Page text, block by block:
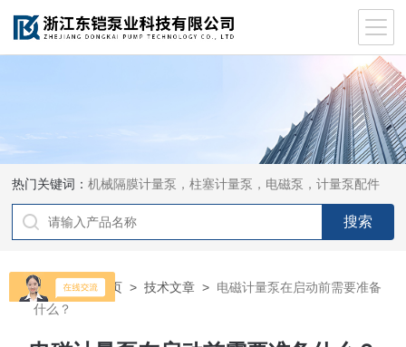
热门关键词：机械隔膜计量泵，柱塞计量泵，电磁泵，计量泵配件
当前位置：首页 >技术文章 > 电磁计量泵在启动前需要准备
什么？